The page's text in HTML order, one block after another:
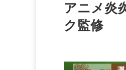
アニメ炎
ク監修